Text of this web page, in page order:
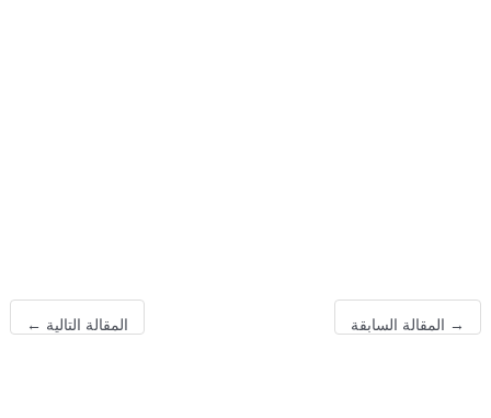
→ المقالة السابقة المقالة التالية ←